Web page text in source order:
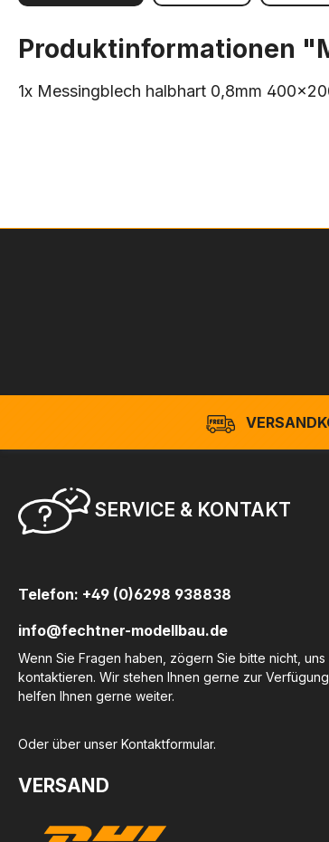
Produktinformationen
1x Messingblech halbhart 0,8mm
SERVICE & KONTAKT
Telefon: +49 (0)6298 938838
info@fechtner-modellbau.de
Wenn Sie Fragen haben, zögern Sie bitte nicht, uns
kontaktieren. Wir stehen Ihnen gerne zur
helfen Ihnen gerne weiter.
Oder über unser Kontaktformular.
VERSAND